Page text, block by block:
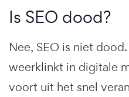
Is SEO dood?
Nee, SEO is niet
weerklinkt in digitale
voort uit het snel